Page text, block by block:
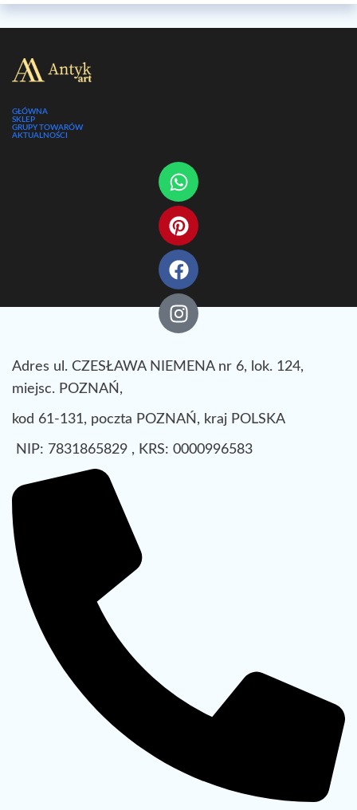
GŁÓWNA
SKLEP
GRUPY TOWARÓW
AKTUALNOŚCI
Adres ul. CZESŁAWA NIEMENA nr 6, lok. 124,
miejsc. POZNAŃ,
kod 61-131, poczta POZNAŃ, kraj POLSKA
NIP: 7831865829 , KRS: 0000996583